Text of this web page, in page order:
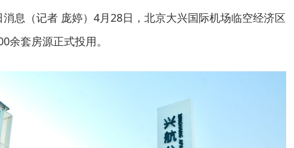
息（记者 庞婷）4月28日，北京大兴国际机场临空经济区
余套房源正式投用。